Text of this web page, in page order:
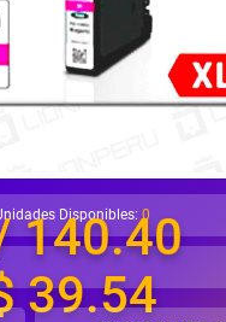
¿Necesitas ayuda?
Disponibles:0
140.40
39.54